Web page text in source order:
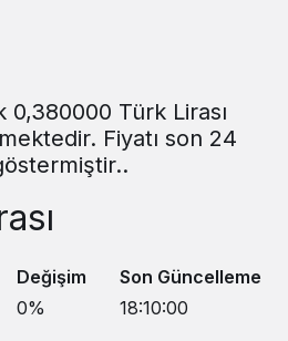
0,380000 Türk Lirası
Fiyatı son 24
Değişim
0%
Son Güncelleme
18:10:00